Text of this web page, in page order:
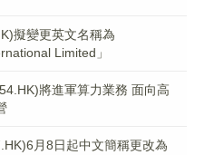
擬變更英文名稱為
Limited」
將進軍算力業務 面向高
月8日起中文簡稱更改為